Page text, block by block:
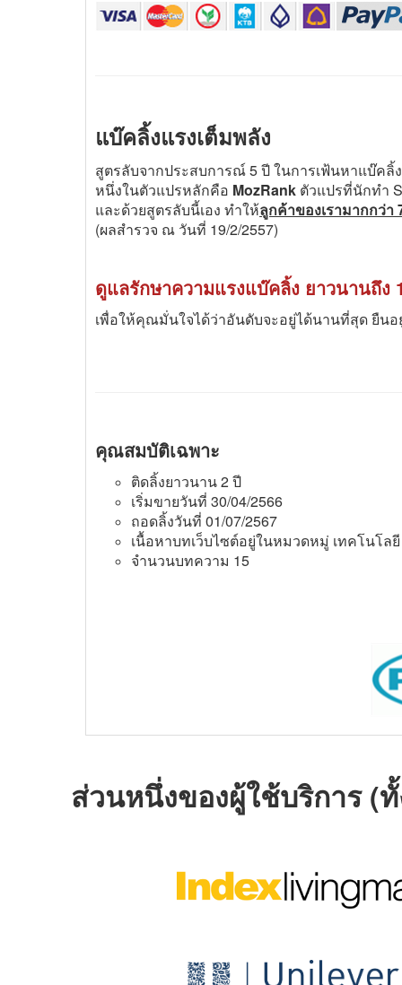
แบ๊คลิ้งแรงเต็มพลัง
สูตรลับจากประสบการณ์ 5 ปี ในการเฟ้นหาแบ๊คลิ้
หนึ่งในตัวแปรหลักคือ MozRank ตัวแปรที่นักทำ
และด้วยสูตรลับนี้เอง ทำให้ลูกค้าของเรามากกว่
(ผลสำรวจ ณ วันที่ 19/2/2557)
ดูแลรักษาความแรงแบ๊คลิ้ง ยาวนานถึง
เพื่อให้คุณมั่นใจได้ว่าอันดับจะอยู่ได้นานที่สุด ยืน
คุณสมบัติเฉพาะ
ติดลิ้งยาวนาน 2 ปี
เริ่มขายวันที่ 30/04/2566
ถอดลิ้งวันที่ 01/07/2567
เนื้อหาบทเว็บไซต์อยู่ในหมวดหมู่ เทคโนโล
จำนวนบทความ 15